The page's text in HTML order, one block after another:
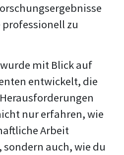
zu
mit Blick auf
entwickelt, die
nur erfahren, wie
Arbeit
auch, wie du